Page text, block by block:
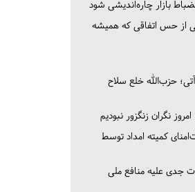
بازار چاره‌اندیشی شود
از حس اتفاقی که همیشه
حزب‌الله خلع سلاح
نگران زنگزور نبودیم
کمیته امداد توسط
جدی علیه منافع ملی